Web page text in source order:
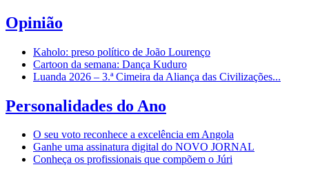
Opinião
Kaholo: preso político de João Lourenço
Cartoon da semana: Dança Kuduro
Luanda 2026 – 3.ª Cimeira da Aliança das Civilizações...
Personalidades do Ano
O seu voto reconhece a excelência em Angola
Ganhe uma assinatura digital do NOVO JORNAL
Conheça os profissionais que compõem o Júri